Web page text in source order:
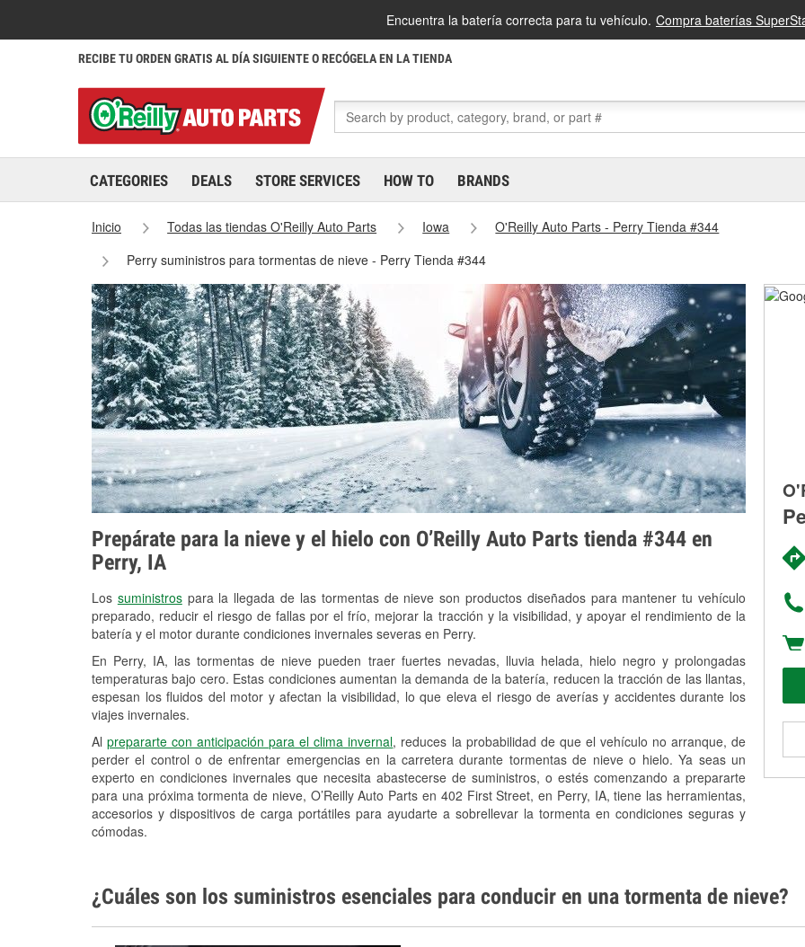
Encuentra la batería correcta para tu vehículo. Compra baterías
RECIBE TU ORDEN GRATIS AL DÍA SIGUIENTE O RECÓGELA EN LA TIENDA
CATEGORIES DEALS STORE SERVICES HOW TO BRANDS
Inicio Todas las tiendas O'Reilly Auto Parts Iowa
O'Reilly Auto Parts - Perry Tienda #344
Perry suministros para tormentas de nieve - Perry Tienda #344
Prepárate para la nieve y el hielo con O’Reilly Auto Parts tienda #344 en
Perry, IA
Los suministrospara la llegada de las tormentas de nieve son productos diseñados para mantener tu vehículo
preparado, reducir el riesgo de fallas por el frío, mejorar la tracción y la visibilidad, y apoyar el rendimiento de la
batería y el motor durante condiciones invernales severas en Perry.
En Perry, IA, las tormentas de nieve pueden traer fuertes nevadas, lluvia helada, hielo negro y prolongadas
temperaturas bajo cero. Estas condiciones aumentan la demanda de la batería, reducen la tracción de las llantas,
espesan los fluidos del motor y afectan la visibilidad, lo que eleva el riesgo de averías y accidentes durante los
viajes invernales.
Alprepararte con anticipación para el clima invernal, reduces la probabilidad de que el vehículo no arranque, de
perder el control o de enfrentar emergencias en la carretera durante tormentas de nieve o hielo. Ya seas un
experto en condiciones invernales que necesita abastecerse de suministros, o estés comenzando a prepararte
para una próxima tormenta de nieve, O’Reilly Auto Parts en 402 First Street, en Perry, IA, tiene las herramientas,
accesorios y dispositivos de carga portátiles para ayudarte a sobrellevar la tormenta en condiciones seguras y
cómodas.
¿Cuáles son los suministros esenciales para conducir en una tormenta de nieve?